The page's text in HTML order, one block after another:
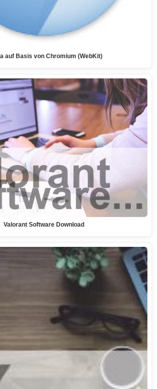
auf Basis von Chromium (WebKit)
Valorant Software Download